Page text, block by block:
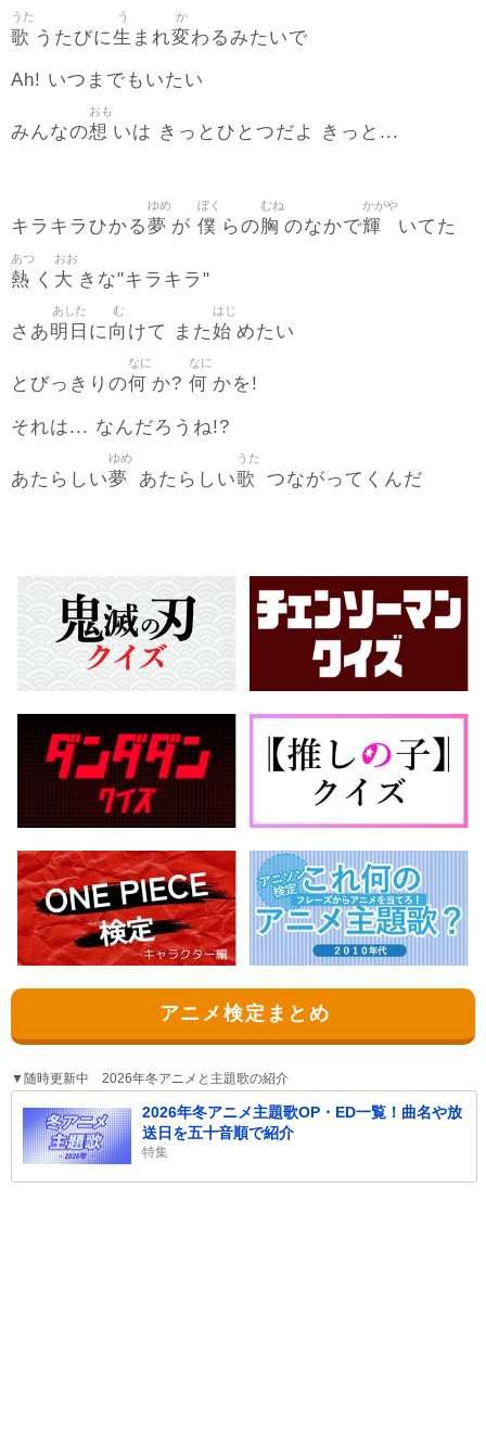
歌
うた
うたびに生
う
まれ変
か
わるみたいで
Ah! いつまでもいたい
みんなの想
おも
いは きっとひとつだよ きっと...
キラキラひかる夢
ゆめ
が 僕
ぼく
らの胸
むね
のなかで輝
かがや
いてた
熱
あつ
く 大
おお
きな"キラキラ"
さあ明日
あした
に向
む
けて また始
はじ
めたい
とびっきりの何
なに
か? 何
なに
かを!
それは... なんだろうね!?
あたらしい夢
ゆめ
あたらしい歌
うた
つながってくんだ
アニメ検定まとめ
▼随時更新中 2026年冬アニメと主題歌の紹介
2026年冬アニメ主題歌OP・ED一覧！曲名や放
送日を五十音順で紹介
特集